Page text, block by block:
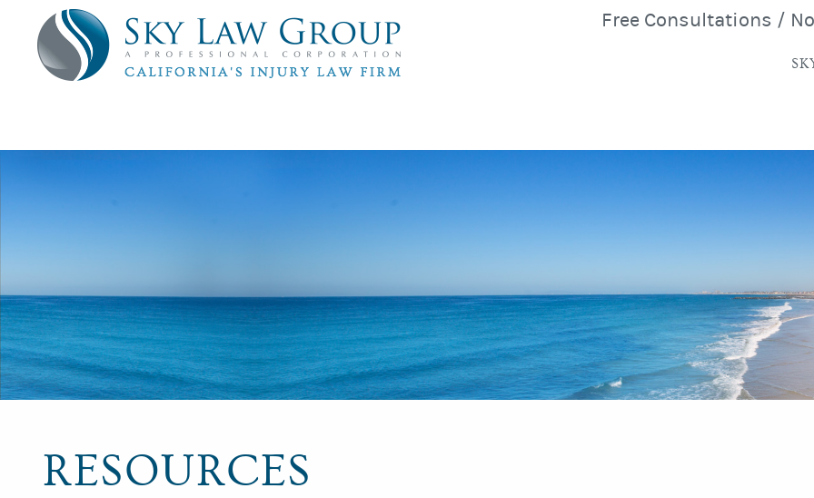
Free Consultations /
RESOURCES